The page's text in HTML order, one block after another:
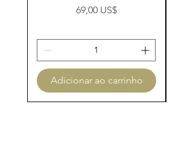
Preço
69,00 US$
Adicionar ao carrinho